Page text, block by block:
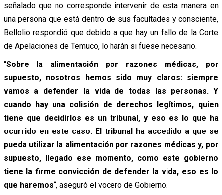
señalado que no corresponde intervenir de esta manera en
una persona que está dentro de sus facultades y consciente,
Bellolio respondió que debido a que hay un fallo de la Corte
de Apelaciones de Temuco, lo harán si fuese necesario.
“Sobre la alimentación por razones médicas, por
supuesto, nosotros hemos sido muy claros: siempre
vamos a defender la vida de todas las personas. Y
cuando hay una colisión de derechos legítimos, quien
tiene que decidirlos es un tribunal, y eso es lo que ha
ocurrido en este caso. El tribunal ha accedido a que se
pueda utilizar la alimentación por razones médicas y, por
supuesto, llegado ese momento, como este gobierno
tiene la firme convicción de defender la vida, eso es lo
que haremos“, aseguró el vocero de Gobierno.